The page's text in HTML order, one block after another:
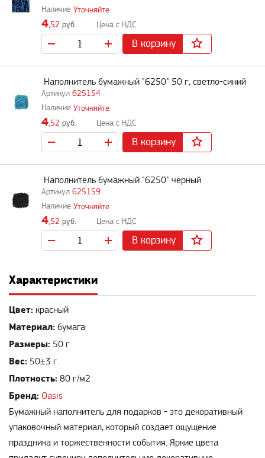
Уточняйте
4,52 руб.
В корзину
625154
Наполнитель бумажный "6250" 50 г, светло-синий
Уточняйте
4,52 руб.
В корзину
625159
Наполнитель бумажный "6250" черный
Уточняйте
4,52 руб.
В корзину
Характеристики
Цвет: красный
Материал: бумага
Размеры: 50 г
Вес: 50±3 г.
Плотность: 80 г/м2
Бренд: Oasis
Бумажный наполнитель для подарков - это декоративный
упаковочный материал, который создает ощущение
праздника и торжественности события. Яркие цвета